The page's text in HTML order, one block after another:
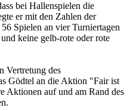
bei Hallenspielen die
er mit den Zahlen der
Spielen an vier Turniertagen
keine gelb-rote oder rote
Vertretung des
Gödtel an die Aktion "Fair ist
Aktionen auf und am Rand des